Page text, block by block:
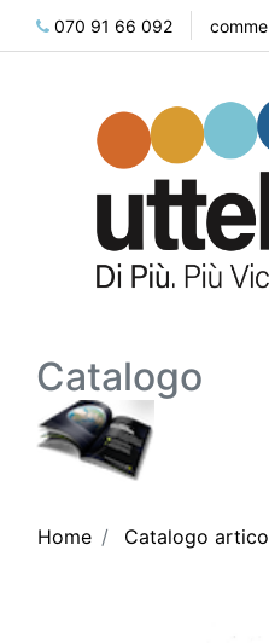
070 91 66 092
Catalogo
Home Catalogo